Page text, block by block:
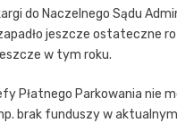
do Naczelnego Sądu
jeszcze ostateczne
w tym roku.
Płatnego Parkowania nie
brak funduszy w